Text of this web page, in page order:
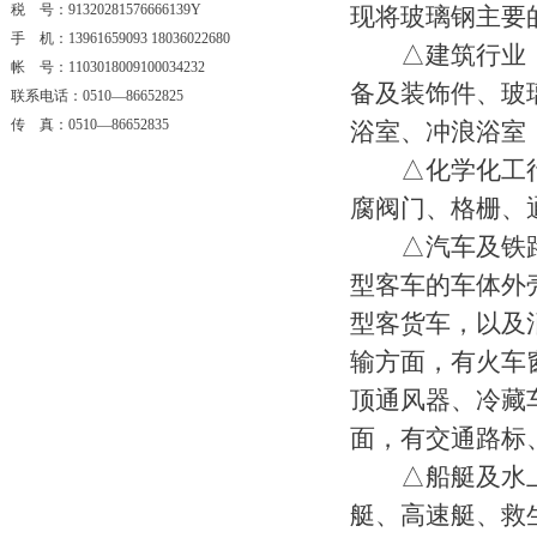
税 号：91320281576666139Y
手 机：13961659093 18036022680
帐 号：1103018009100034232
联系电话：0510—86652825
传 真：0510—86652835
现将玻璃钢主要
△建筑行业：
备及装饰件、玻
浴室、冲浪浴室
△化学化工行
腐阀门、格栅
△汽车及铁路
型客车的车体外
型客货车，以及
输方面，有火车
顶通风器、冷藏
面，有交通路标
△船艇及水上
艇、高速艇、救